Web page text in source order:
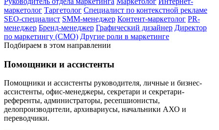
маркетолог Таргетолог Специалист по контекстной рекламе
SEO-специалист SMM-менеджер Контент-маркетолог PR-
менеджер Бренд-менеджер Графический дизайнер Директор
по маркетингу (CMO) Другие роли в маркетинге
Подбираем в этом направлении
Помощники и ассистенты
Помощники и ассистенты руководителя, личные и бизнес-
ассистенты, офис-менеджеры, секретари и секретари-
референты, администраторы, ресепшионисты,
делопроизводители, архивариусы, начальники АХО и
переводчики.